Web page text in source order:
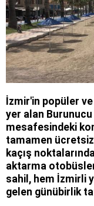
İzmir'in popüler
yer alan
mesafesindeki
tamamen ücretsiz
kaçış
aktarma
sahil, hem İzmirli
gelen günübirlik